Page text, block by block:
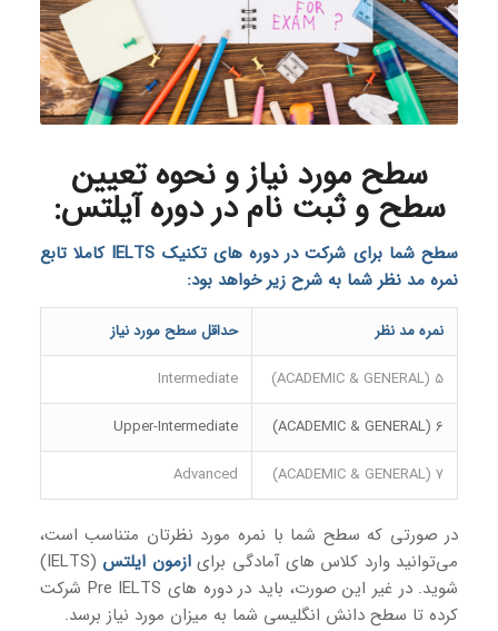
سطح مورد نیاز و نحوه تعیین
سطح و ثبت نام در دوره آیلتس:
سطح شما برای شرکت در دوره های تکنیک IELTS کاملا تابع
نمره مد نظر شما به شرح زیر خواهد بود:
نمره مد نظر حداقل سطح مورد نیاز
5 (ACADEMIC & GENERAL)
Intermediate
6 (ACADEMIC & GENERAL)
Upper-Intermediate
7 (ACADEMIC & GENERAL)
Advanced
در صورتی که سطح شما با نمره مورد نظرتان متناسب است،
می‌توانید وارد کلاس های آمادگی برایازمون ایلتس
(IELTS)
شوید. در غیر این صورت، باید در دوره های Pre IELTS شرکت
کرده تا سطح دانش انگلیسی شما به میزان مورد نیاز برسد.